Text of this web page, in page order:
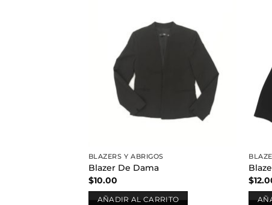
lista de
deseos
BLAZERS Y ABRIGOS
Blazer De Dama
$10.00
AÑADIR AL CARRITO
$